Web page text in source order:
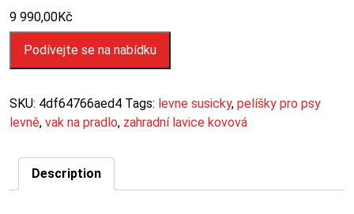
9 990,00Kč
Podívejte se na nabídku
SKU: 4df64766aed4 Tags: levne susicky, pelíšky pro psy
levně, vak na pradlo, zahradní lavice kovová
Description